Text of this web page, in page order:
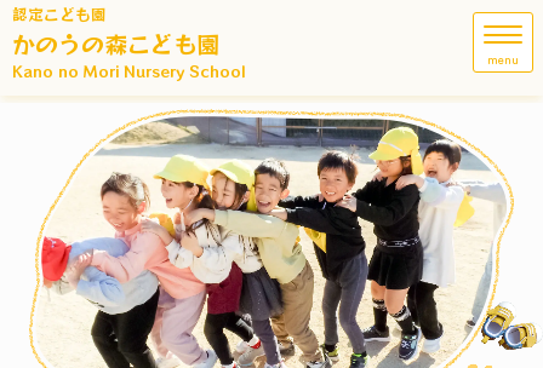
認定こども園
かのうの森こども園
Kano no Mori Nursery School
menu